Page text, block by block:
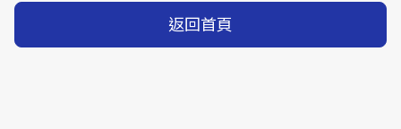
返回首頁